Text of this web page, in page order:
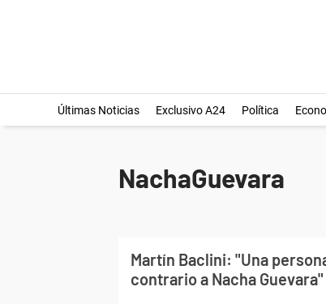
Últimas Noticias Exclusivo A24 Política
NachaGuevara
Martín Baclini: "Una
contrario a Nacha Guevara"